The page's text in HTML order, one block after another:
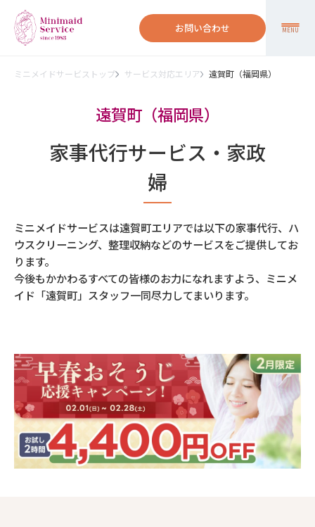
お問い合わせ MENU
ミニメイドサービストップ サービス対応エリア 遠賀町（福岡県）
遠賀町（福岡県）
家事代行サービス・家政
婦
ミニメイドサービスは遠賀町エリアでは以下の家事代行、ハ
ウスクリーニング、整理収納などのサービスをご提供してお
ります。
今後もかかわるすべての皆様のお力になれますよう、ミニメ
イド「遠賀町」スタッフ一同尽力してまいります。